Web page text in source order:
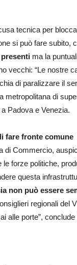
tecnica per
si può fare subito,
ma la
vecchi: “Le nostre
di paralizzare il
metropolitana di
Padova e Venezia.
fare fronte comune
di Commercio,
forze politiche,
questa
non può essere
regionali del
alle porte”,